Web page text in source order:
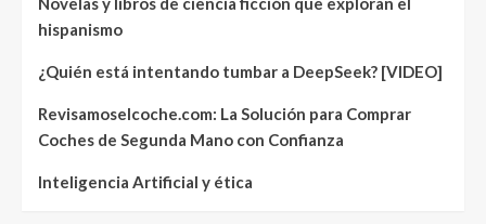
hispanismo
¿Quién está intentando tumbar a DeepSeek? [VIDEO]
Revisamoselcoche.com: La Solución para Comprar
Coches de Segunda Mano con Confianza
Inteligencia Artificial y ética